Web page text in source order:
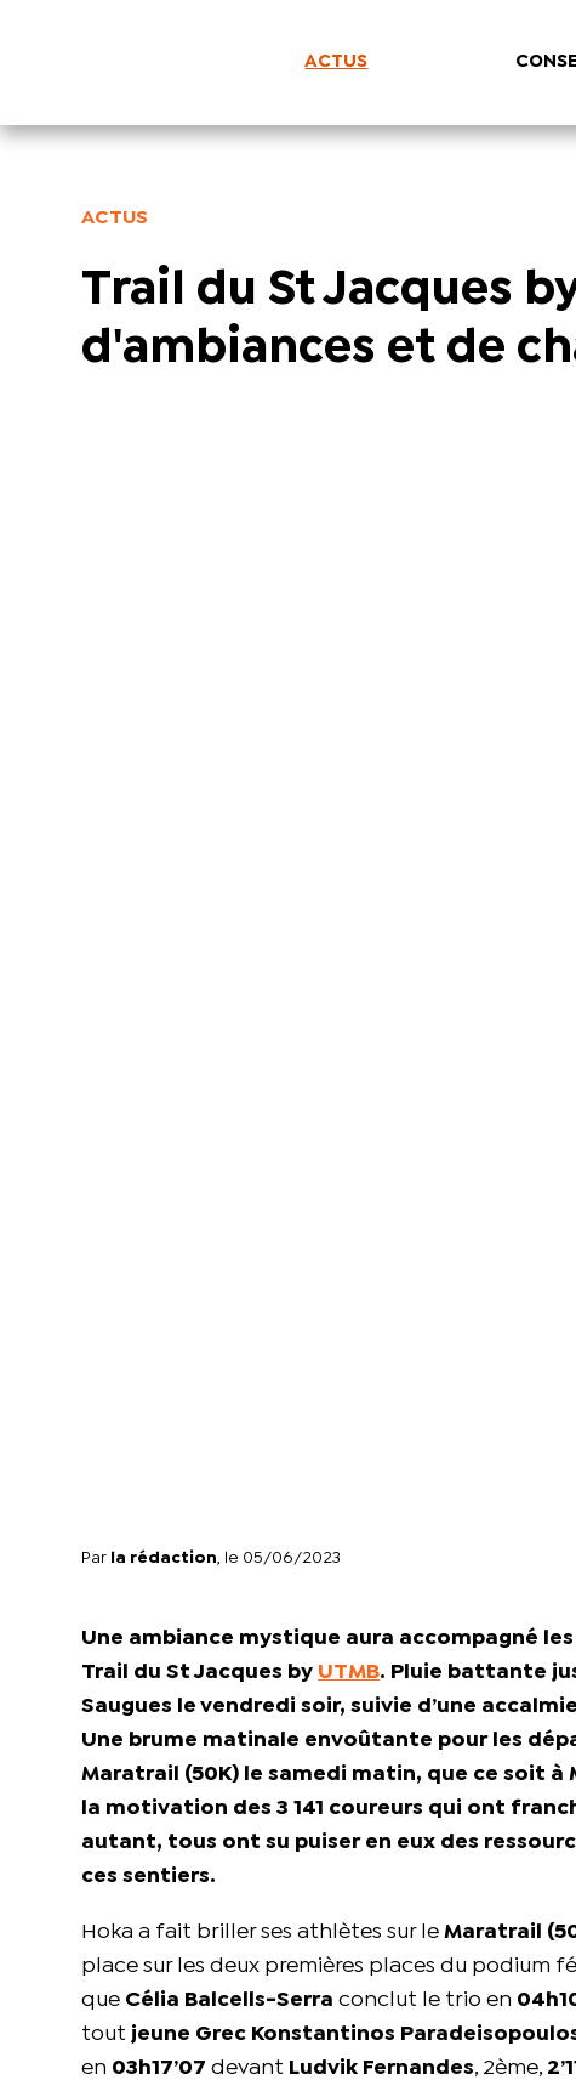
ACTUS
ACTUS
Trail du St Jacques
d'ambiances et de
Par la rédaction , le 05/06/2023
Une ambiance mystique aura accompagné
Trail du St Jacques by UTMB. Pluie battante
Saugues le vendredi soir, suivie d’une
Une brume matinale envoûtante pour les
Maratrail (50K) le samedi matin, que ce soit
la motivation des 3 141 coureurs qui ont
autant, tous ont su puiser en eux des
ces sentiers.
Hoka a fait briller ses athlètes sur leMaratrail
place sur les deux premières places du podium
que Célia Balcells-Serra conclut le trio en
tout jeune Grec Konstantinos
en 03h17’07 devant Ludvik Fernandes, 2ème,